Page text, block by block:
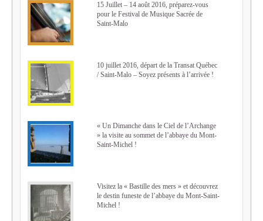
15 Juillet – 14 août 2016, préparez-vous
pour le Festival de Musique Sacrée de
Saint-Malo
10 juillet 2016, départ de la Transat Québec
/ Saint-Malo – Soyez présents à l’arrivée !
« Un Dimanche dans le Ciel de l’Archange
» la visite au sommet de l’abbaye du Mont-
Saint-Michel !
Visitez la « Bastille des mers » et découvrez
le destin funeste de l’abbaye du Mont-Saint-
Michel !